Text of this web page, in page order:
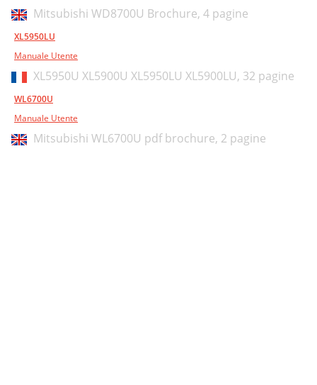
Mitsubishi WD8700U Brochure, 4 pagine
XL5950LU
Manuale Utente
XL5950U XL5900U XL5950LU XL5900LU, 32 pagine
WL6700U
Manuale Utente
Mitsubishi WL6700U pdf brochure, 2 pagine